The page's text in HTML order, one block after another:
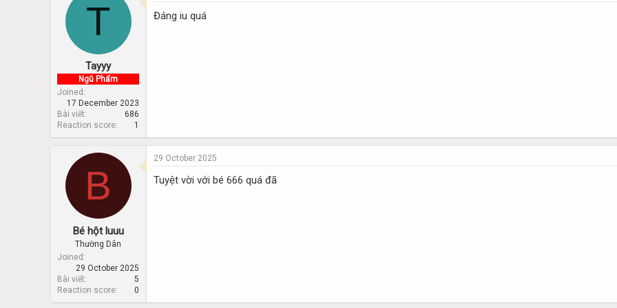
T
Tayyy
Ngũ Phẩm
Joined
17 December 2023
Bài viết
686
Reaction score
1
Đáng iu quá
B
Bé hột luuu
Thường Dân
Joined
29 October 2025
Bài viết
5
Reaction score
0
29 October 2025
Tuyệt vời với bé 666 quá đã